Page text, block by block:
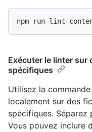
Exécuter le linter sur
spécifiques
Utilisez la
localement sur des
spécifiques. Séparez
Vous pouvez inclure